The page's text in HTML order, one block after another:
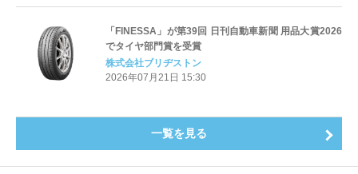
「FINESSA」が第39回 日刊自動車新聞 用品大賞2026
でタイヤ部門賞を受賞
株式会社ブリヂストン
2026年07月21日 15:30
一覧を見る